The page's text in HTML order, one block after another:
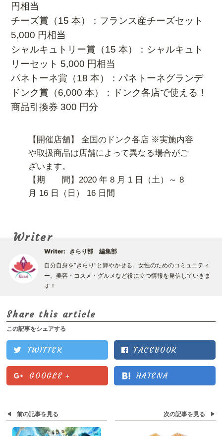
円相当
チーズ賞（15 本）：フランス産チーズセット
5,000 円相当
シャルキュトリー賞（15 本）：シャルキュト
リーセット 5,000 円相当
パネトーネ賞（18 本）：パネトーネグランデ
ドンク賞（6,000 本）：ドンク各店で使える！
商品引換券 300 円分
【開催店舗】 全国のドンク各店 ※実施内容
や取扱商品は店舗によって異なる場合がご
ざいます。
【期 間】2020 年 8 月 1 日（土）～ 8
月 16 日（日） 16 日間
Writer
Writer:
きらり部 編集部
自分自身を“きらり”と輝やかせる。女性のためのコミュニティ
ー。美容・コスメ・グルメなど役に立つ情報を発信していきま
す！
Share this article
この記事をシェアする
TWITTER FACEBOOK
GOOGLE + HATENA
前の記事を見る 次の記事を見る